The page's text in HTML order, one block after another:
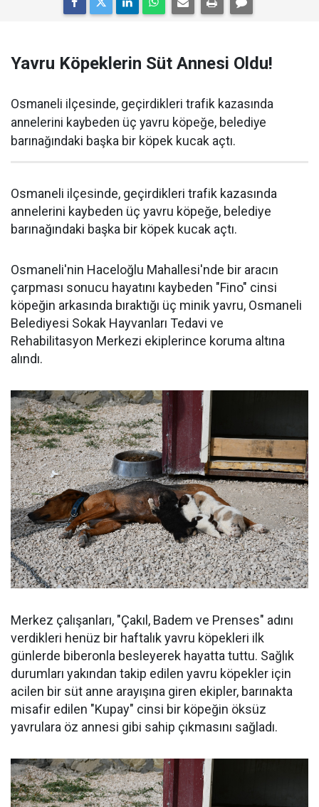
Yavru Köpeklerin Süt Annesi Oldu!
Osmaneli ilçesinde, geçirdikleri trafik kazasında
annelerini kaybeden üç yavru köpeğe, belediye
barınağındaki başka bir köpek kucak açtı.
Osmaneli ilçesinde, geçirdikleri trafik kazasında
annelerini kaybeden üç yavru köpeğe, belediye
barınağındaki başka bir köpek kucak açtı.
Osmaneli'nin Haceloğlu Mahallesi'nde bir aracın
çarpması sonucu hayatını kaybeden "Fino" cinsi
köpeğin arkasında bıraktığı üç minik yavru, Osmaneli
Belediyesi Sokak Hayvanları Tedavi ve
Rehabilitasyon Merkezi ekiplerince koruma altına
alındı.
Merkez çalışanları, "Çakıl, Badem ve Prenses" adını
verdikleri henüz bir haftalık yavru köpekleri ilk
günlerde biberonla besleyerek hayatta tuttu. Sağlık
durumları yakından takip edilen yavru köpekler için
acilen bir süt anne arayışına giren ekipler, barınakta
misafir edilen "Kupay" cinsi bir köpeğin öksüz
yavrulara öz annesi gibi sahip çıkmasını sağladı.